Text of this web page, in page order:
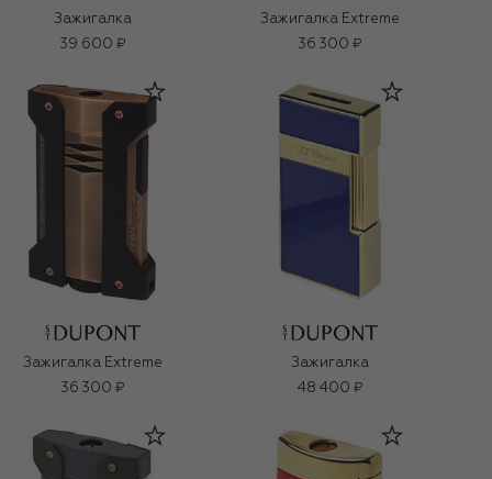
Зажигалка
39 600 ₽
Зажигалка Extreme
36 300 ₽
Зажигалка Extreme
36 300 ₽
Зажигалка
48 400 ₽